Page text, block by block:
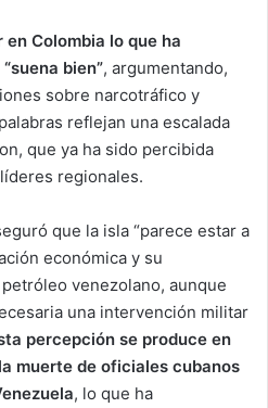
Colombia lo que ha
bien”, argumentando,
sobre narcotráfico y
reflejan una escalada
que ya ha sido percibida
regionales.
que la isla “parece estar a
económica y su
venezolano, aunque
una intervención militar
percepción se produce en
muerte de oficiales cubanos
, lo que ha